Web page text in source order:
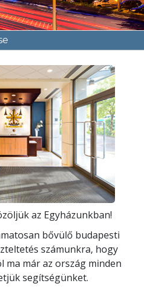
az Egyházunkban!
bővülő budapesti
számunkra, hogy
már az ország minden
segítségünket.